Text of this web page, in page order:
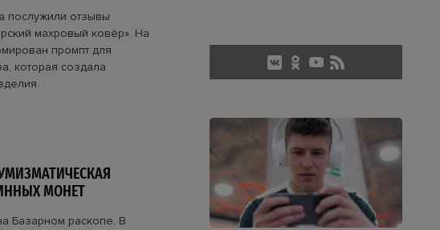
послужили отзывы
махровый ковёр». На
промпт для
которая создала
МОНЕТ
Базарном раскопе. В